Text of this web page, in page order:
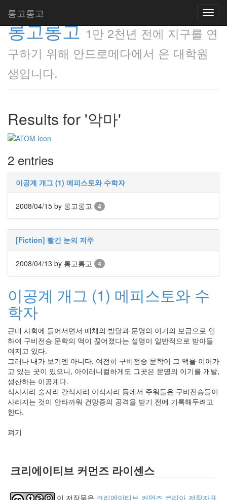
롱고롱고
롱고롱고 1만 2천년 전에 지구를 연
구하기 위해 안드로메다에서 온 대학원
생입니다.
Results for '악마'
2 entries
이공계 개그 (1) 메피스토와 수학자
2008/04/15 by 롱고롱고 4
[Fiction] 빨간 눈의 저주
2008/04/13 by 롱고롱고 4
이공계 개그 (1) 메피스토와 수
학자
근대 사회에 들어서면서 매체의 발달과 문명의 이기의 보급으로 인
하여 구비전승 문학의 맥이 끊어졌다는 설명이 일반적으로 받아들
여지고 있다.
그러나 내가 보기엔 아니다. 여전히 구비전승 문학이 그 맥을 이어가
고 있는 곳이 있으니, 아이러니컬하게도 그곳은 문명의 이기를 개발,
생산하는 이공계다.
식사자리 술자리 간식자리 야식자리 등에서 주워들은 구비전승들이
사라지는 것이 안타까워 건망증의 공격을 받기 전에 기록해두려고
한다.
펴기
크리에이티브 커먼즈 라이센스
이 저작물은 크리에이티브 커먼즈 코리아 저작자표